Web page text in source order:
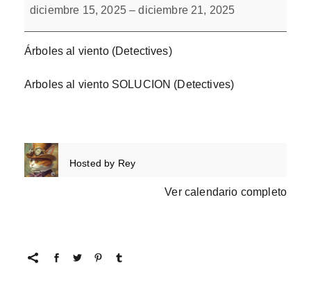
diciembre 15, 2025 –diciembre 21, 2025
Árboles al viento (Detectives)
Arboles al viento SOLUCION (Detectives)
Hosted by Rey
Ver calendario completo